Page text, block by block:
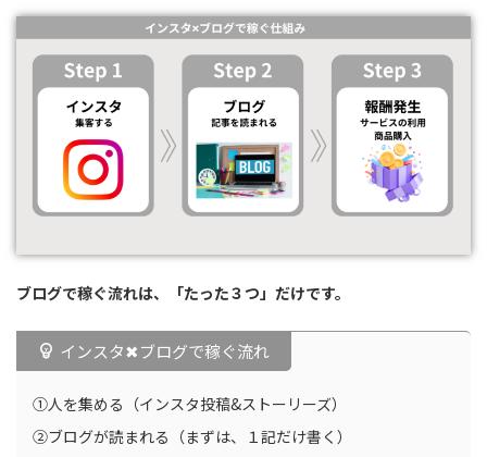
ブログで稼ぐ流れは、「たった３つ」だけです。
インスタ✖︎ブログで稼ぐ流れ
①人を集める（インスタ投稿&ストーリーズ）
②ブログが読まれる（まずは、１記だけ書く）